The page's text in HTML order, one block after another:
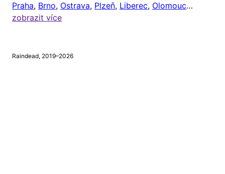
venku počasí, když jsou zrovna doma). Čas odeslání
upozornění si ale můžete nastavit níže.
Chci dostávat upozornění na
Praha, Brno, Ostrava, Plzeň, Liberec, Olomouc…
zobrazit více
Raindead, 2019–2026